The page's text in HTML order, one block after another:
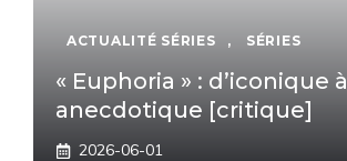
ACTUALITÉ SÉRIES , SÉRIES
« Euphoria » : d’iconique à
anecdotique [critique]
2026-06-01